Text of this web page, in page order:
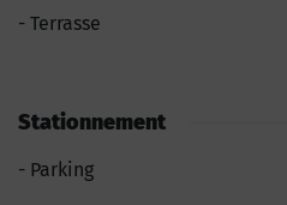
Terrasse
Stationnement
Parking